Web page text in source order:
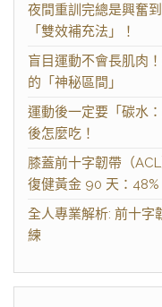
夜間重訓完總是興奮
「雙效補充法」！
盲目運動不會長肌肉
的「神秘區間」
運動後一定要「碳水
後怎麼吃！
膝蓋前十字韌帶（
復健黃金 90 天：48%
全人專業解析: 前十字
練